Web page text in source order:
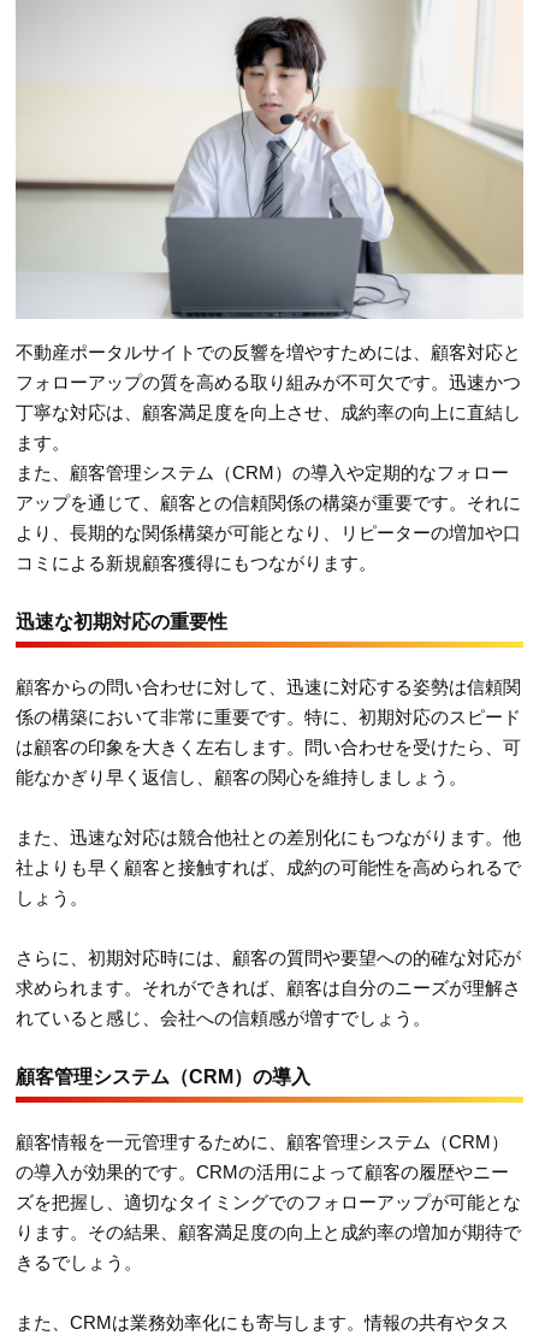
不動産ポータルサイトでの反響を増やすためには、顧客対応と
フォローアップの質を高める取り組みが不可欠です。迅速かつ
丁寧な対応は、顧客満足度を向上させ、成約率の向上に直結し
ます。
また、顧客管理システム（CRM）の導入や定期的なフォロー
アップを通じて、顧客との信頼関係の構築が重要です。それに
より、長期的な関係構築が可能となり、リピーターの増加や口
コミによる新規顧客獲得にもつながります。
迅速な初期対応の重要性
顧客からの問い合わせに対して、迅速に対応する姿勢は信頼関
係の構築において非常に重要です。特に、初期対応のスピード
は顧客の印象を大きく左右します。問い合わせを受けたら、可
能なかぎり早く返信し、顧客の関心を維持しましょう。
また、迅速な対応は競合他社との差別化にもつながります。他
社よりも早く顧客と接触すれば、成約の可能性を高められるで
しょう。
さらに、初期対応時には、顧客の質問や要望への的確な対応が
求められます。それができれば、顧客は自分のニーズが理解さ
れていると感じ、会社への信頼感が増すでしょう。
顧客管理システム（CRM）の導入
顧客情報を一元管理するために、顧客管理システム（CRM）
の導入が効果的です。CRMの活用によって顧客の履歴やニー
ズを把握し、適切なタイミングでのフォローアップが可能とな
ります。その結果、顧客満足度の向上と成約率の増加が期待で
きるでしょう。
また、CRMは業務効率化にも寄与します。情報の共有やタス